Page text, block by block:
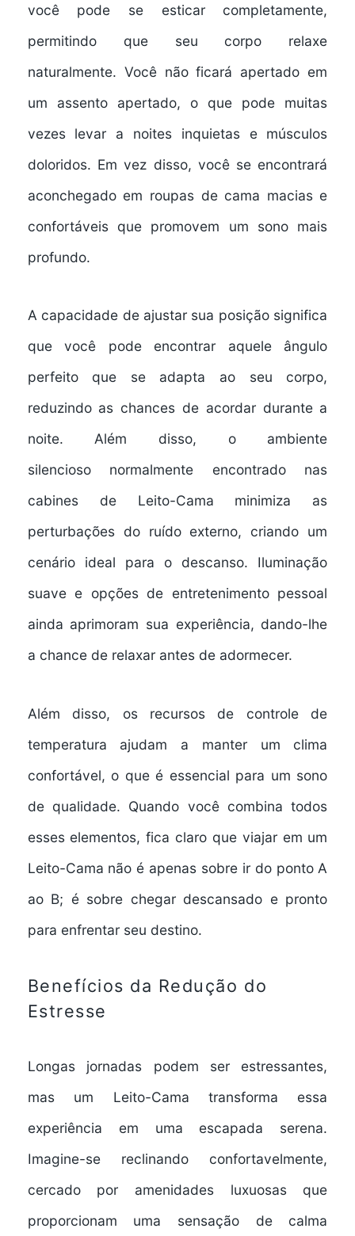
você pode se esticar completamente,
permitindo que seu corpo relaxe
naturalmente. Você não ficará apertado em
um assento apertado, o que pode muitas
vezes levar a noites inquietas e músculos
doloridos. Em vez disso, você se encontrará
aconchegado em roupas de cama macias e
confortáveisque promovem um sono mais
profundo.
A capacidade de ajustar sua posição significa
que você pode encontrar aquele ângulo
perfeito que se adapta ao seu corpo,
reduzindo as chances de acordar durante a
noite. Além disso, o ambiente
silenciosonormalmente encontrado nas
cabines de Leito-Cama minimiza as
perturbações do ruído externo, criando um
cenário ideal para o descanso. Iluminação
suave e opções de entretenimento pessoal
ainda aprimoram sua experiência, dando-lhe
a chance de relaxar antes de adormecer.
Além disso, os recursos de controle de
temperatura ajudam a manter um clima
confortável, o que é essencial para um sono
de qualidade. Quando você combina todos
esses elementos, fica claro que viajar em um
Leito-Cama não é apenas sobre ir do ponto A
ao B; é sobre chegar descansado e pronto
para enfrentar seu destino.
Benefícios da Redução do
Estresse
Longas jornadas podem ser estressantes,
mas um Leito-Cama transforma essa
experiência em uma escapada serena.
Imagine-se reclinando confortavelmente,
cercado por amenidades luxuosasque
proporcionam uma sensação de calma